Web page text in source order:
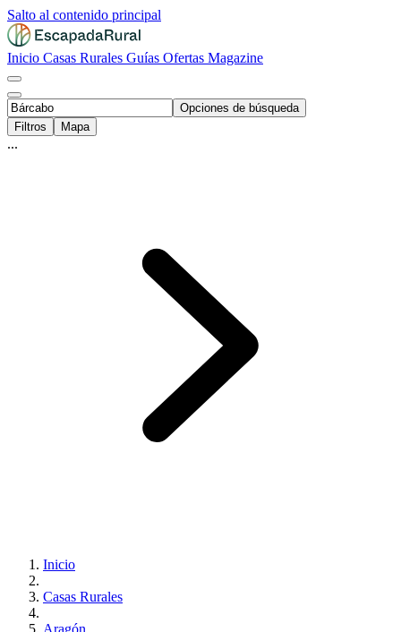
Salto al contenido principal
Inicio Casas Rurales Guías Ofertas Magazine
Opciones de búsqueda
Filtros
Mapa
...
Inicio
Casas Rurales
Aragón